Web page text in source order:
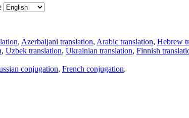
, Azerbaijani translation, Arabic translation, Hebrew
, Uzbek translation, Ukrainian translation, Finnish
conjugation, French conjugation.